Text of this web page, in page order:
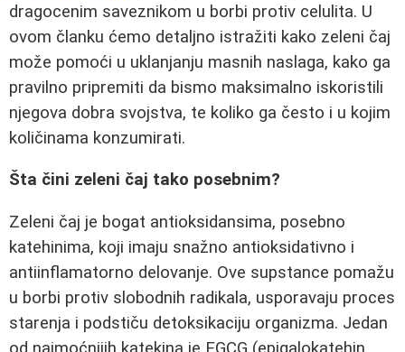
dragocenim saveznikom u borbi protiv celulita. U
ovom članku ćemo detaljno istražiti kako zeleni čaj
može pomoći u uklanjanju masnih naslaga, kako ga
pravilno pripremiti da bismo maksimalno iskoristili
njegova dobra svojstva, te koliko ga često i u kojim
količinama konzumirati.
Šta čini zeleni čaj tako posebnim?
Zeleni čaj je bogat antioksidansima, posebno
katehinima, koji imaju snažno antioksidativno i
antiinflamatorno delovanje. Ove supstance pomažu
u borbi protiv slobodnih radikala, usporavaju proces
starenja i podstiču detoksikaciju organizma. Jedan